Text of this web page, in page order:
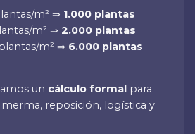
m² ⇒ 1.000 plantas
m² ⇒ 2.000 plantas
m² ⇒ 6.000 plantas
un cálculo formal para
merma, reposición, logística y